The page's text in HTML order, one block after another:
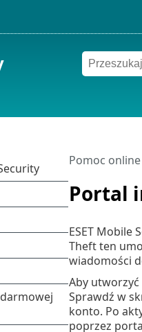
Portal
Pomoc online
ESET Mobile
Theft ten
wiadomości
Aby utworzyć
Sprawdź w
konto. Po
poprzez